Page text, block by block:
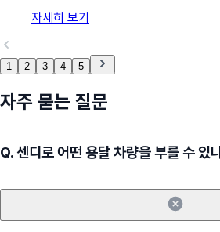
자세히 보기
1 2 3 4 5
자주 묻는 질문
Q.센디로 어떤 용달 차량을 부를 수 있